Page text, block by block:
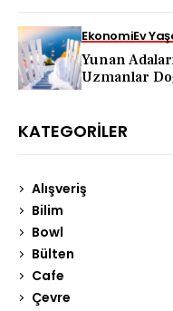
EkonomiEv
Yunan
Uzmanlar
KATEGORILER
Alışveriş
Bilim
Bowl
Bülten
Cafe
Çevre